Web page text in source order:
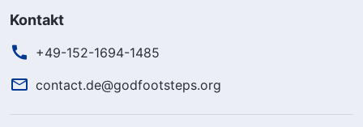
Kontakt
+49-152-1694-1485
contact.de@godfootsteps.org